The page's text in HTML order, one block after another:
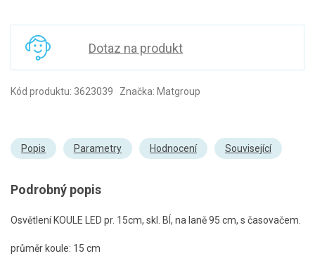
Dotaz na produkt
Kód produktu: 3623039 Značka: Matgroup
Popis Parametry Hodnocení Související
Podrobný popis
Osvětlení KOULE LED pr. 15cm, skl. BÍ, na laně 95 cm, s časovačem.
průměr koule: 15 cm